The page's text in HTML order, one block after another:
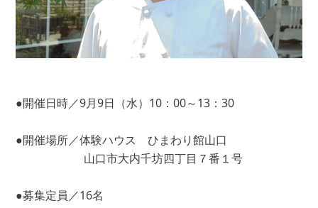
●開催日時／9月9日（水）10：00～13：30
●開催場所／体験ハウス ひまわり館山口
山口市大内千坊四丁目７番１号
●募集定員／16名